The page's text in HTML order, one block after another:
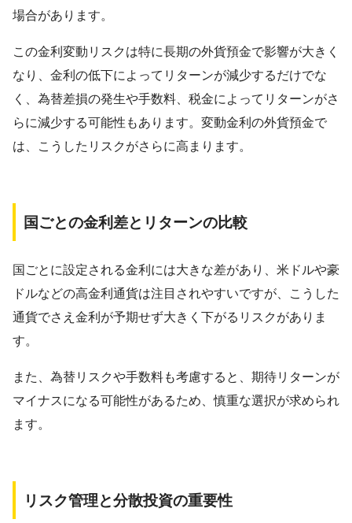
場合があります。
この金利変動リスクは特に長期の外貨預金で影響が大きく
なり、金利の低下によってリターンが減少するだけでな
く、為替差損の発生や手数料、税金によってリターンがさ
らに減少する可能性もあります。変動金利の外貨預金で
は、こうしたリスクがさらに高まります。
国ごとの金利差とリターンの比較
国ごとに設定される金利には大きな差があり、米ドルや豪
ドルなどの高金利通貨は注目されやすいですが、こうした
通貨でさえ金利が予期せず大きく下がるリスクがありま
す。
また、為替リスクや手数料も考慮すると、期待リターンが
マイナスになる可能性があるため、慎重な選択が求められ
ます。
リスク管理と分散投資の重要性